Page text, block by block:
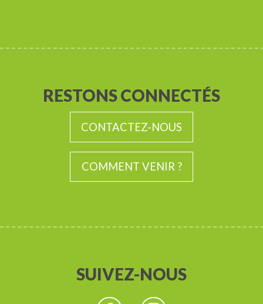
RESTONS CONNECTÉS
CONTACTEZ-NOUS
COMMENT VENIR ?
SUIVEZ-NOUS